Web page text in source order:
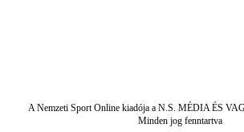
A Nemzeti Sport Online kiadója a N.S. MÉDIA ÉS
Minden jog fenntartva